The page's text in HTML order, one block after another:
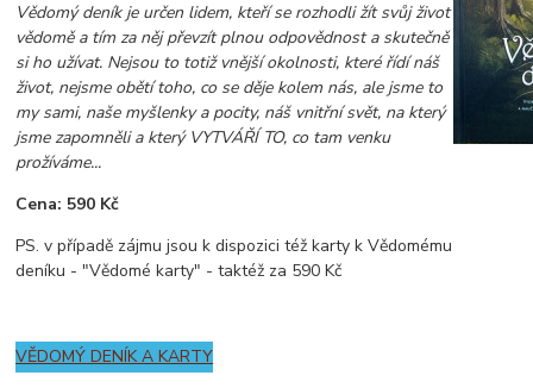
Vědomý deník je určen lidem, kteří se rozhodli žít svůj život
vědomě a tím za něj převzít plnou odpovědnost a skutečně
si ho užívat. Nejsou to totiž vnější okolnosti, které řídí náš
život, nejsme obětí toho, co se děje kolem nás, ale jsme to
my sami, naše myšlenky a pocity, náš vnitřní svět, na který
jsme zapomněli a který VYTVÁŘÍ TO, co tam venku
prožíváme...
Cena: 590 Kč
PS. v případě zájmu jsou k dispozici též karty k Vědomému
deníku - "Vědomé karty" - taktéž za 590 Kč
VĚDOMÝ DENÍK A KARTY